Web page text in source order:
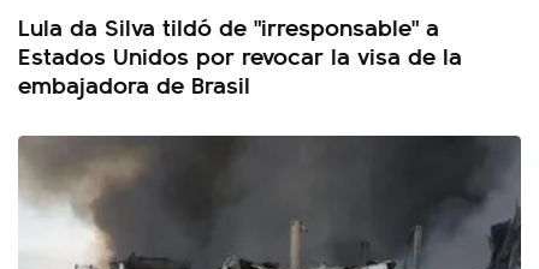
Lula da Silva tildó de "irresponsable" a
Estados Unidos por revocar la visa de la
embajadora de Brasil